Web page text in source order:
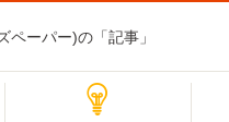
ーパー)の「記事」
